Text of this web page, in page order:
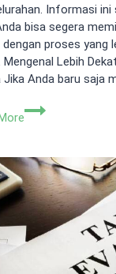
Informasi ini
bisa segera
proses yang
Mengenal Lebih
Jika Anda baru saja
Ini
Membuat
Surat
Izin
Usaha
dari
Kelurahan